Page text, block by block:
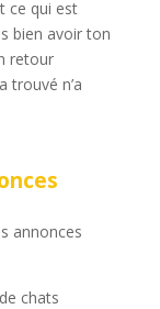
ce qui est
bien avoir ton
retour
trouvé n’a
annonces
chats